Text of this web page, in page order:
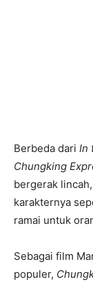
Berbeda dari In
Chungking
bergerak
karakternya
ramai untuk
Sebagai film
populer,